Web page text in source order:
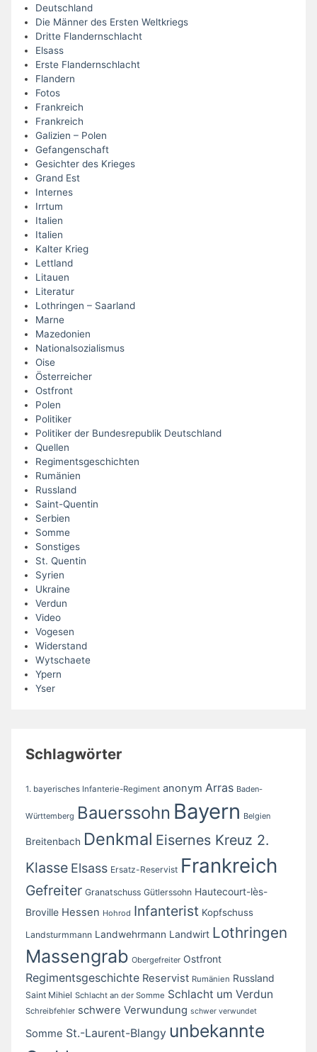
Deutschland
Die Männer des Ersten Weltkriegs
Dritte Flandernschlacht
Elsass
Erste Flandernschlacht
Flandern
Fotos
Frankreich
Frankreich
Galizien – Polen
Gefangenschaft
Gesichter des Krieges
Grand Est
Internes
Irrtum
Italien
Italien
Kalter Krieg
Lettland
Litauen
Literatur
Lothringen – Saarland
Marne
Mazedonien
Nationalsozialismus
Oise
Österreicher
Ostfront
Polen
Politiker
Politiker der Bundesrepublik Deutschland
Quellen
Regimentsgeschichten
Rumänien
Russland
Saint-Quentin
Serbien
Somme
Sonstiges
St. Quentin
Syrien
Ukraine
Verdun
Video
Vogesen
Widerstand
Wytschaete
Ypern
Yser
Schlagwörter
1. bayerisches Infanterie-Regiment anonym Arras Baden-
Württemberg Bauerssohn Bayern Belgien
Breitenbach Denkmal Eisernes Kreuz 2.
Klasse Elsass Ersatz-Reservist Frankreich
Gefreiter Granatschuss Gütlerssohn Hautecourt-lès-
Broville Hessen Hohrod Infanterist Kopfschuss
Landsturmmann Landwehrmann Landwirt Lothringen
Massengrab Obergefreiter Ostfront
Regimentsgeschichte Reservist Rumänien Russland
Saint Mihiel Schlacht an der Somme Schlacht um Verdun
Schreibfehler schwere Verwundung schwer verwundet
Somme St.-Laurent-Blangy unbekannte